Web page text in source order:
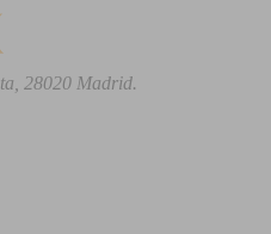
28020 Madrid.